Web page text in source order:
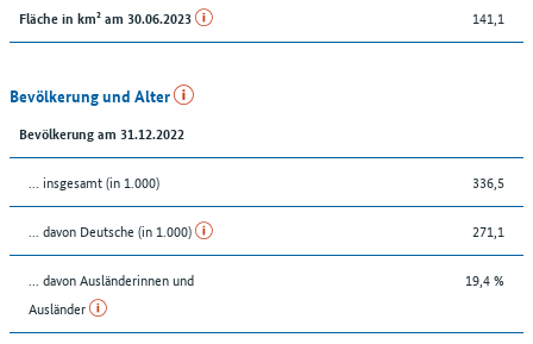
Fläche in km² am 30.06.2023 141,1
Bevölkerung und Alter
Bevölkerung am 31.12.2022
... insgesamt (in 1.000) 336,5
... davon Deutsche (in 1.000) 271,1
... davon Ausländerinnen und
Ausländer
19,4 %